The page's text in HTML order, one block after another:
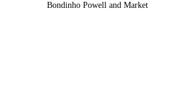
Bondinho Powell and Market